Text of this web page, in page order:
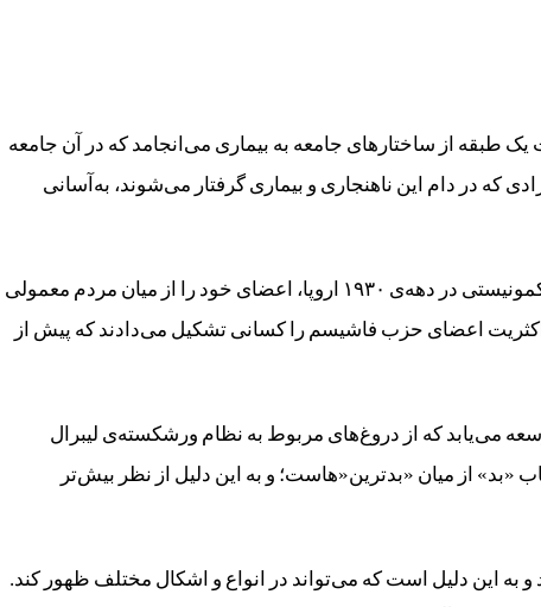
طبقه از ساختارهای جامعه به بیماری می‌انجامد که در آن جامعه
که در دام این ناهنجاری و بیماری گرفتار می‌شوند، به‌آسانی
همان‌طور که آرنت بیان می‌کند، جنبش‌های فاشیستی و کمونیستی در دهه‌ی ۱۹۳۰ اروپا، اعضای خود را از میان مردم معمولی
اعضای حزب فاشیسم را کسانی تشکیل می‌دادند که پیش از
می‌یابد که از دروغ‌های مربوط به نظام ورشکسته‌ی لیبرال
«بد» از میان «بدترین‌«هاست؛ و به این دلیل از نظر بیش‌تر
به این دلیل است که می‌تواند در انواع و اشکال مختلف ظهور کند.